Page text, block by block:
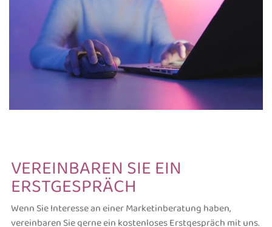
VEREINBAREN SIE EIN
ERSTGESPRÄCH
Wenn Sie Interesse an einer Marketinberatung haben,
vereinbaren Sie gerne ein kostenloses Erstgespräch mit uns.